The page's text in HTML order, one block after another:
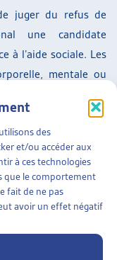
des
et/ou accéder aux
à ces technologies
que le comportement
fait de ne pas
avoir un effet négatif
juger du refus de
une candidate
à l’aide sociale. Les
mentale ou
touche de manière
d’un tel handicap.
telle exigence
envers ces
intérêt public
proportionnalité.
habitait depuis 13
Un futur permis de